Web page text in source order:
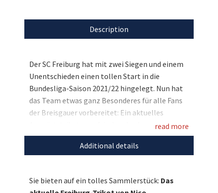
Description
Der SC Freiburg hat mit zwei Siegen und einem
Unentschieden einen tollen Start in die
Bundesliga-Saison 2021/22 hingelegt. Nun hat
das Team etwas ganz Besonderes für alle Fans
der Breisgauer vorbereitet: Ein aktuelles
Auswärtstrikot vom frisch gebackenen
Nationalspieler Nico Schlotterbeck, welches
das komplette Freiburger Team signiert hat
Sammlerstück zugunsten der
read more
Additional details
Sie bieten auf ein tolles Sammlerstück: Das